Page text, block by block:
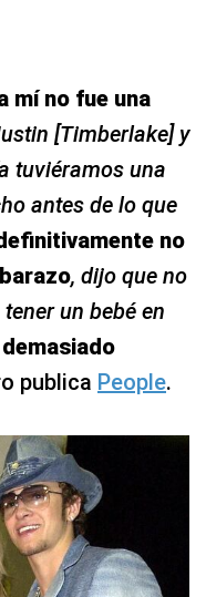
mí no fue una
[Timberlake] y
tuviéramos una
antes de lo que
no
, dijo que no
un bebé en
publica People.